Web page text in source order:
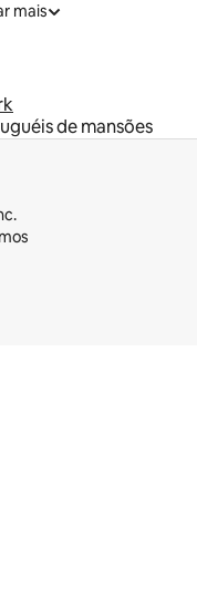
mais
de mansões